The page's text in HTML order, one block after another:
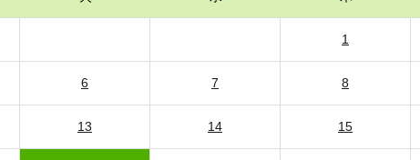
1
6 7 8
13 14 15